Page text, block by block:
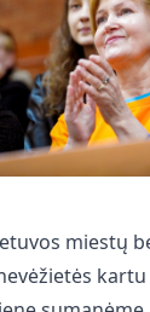
miestų